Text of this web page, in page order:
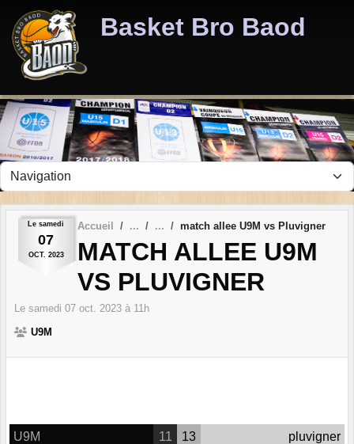
Basket Bro Baod
Le samedi
07
OCT. 2023
Accueil match allee U9M vs Pluvigner
MATCH ALLEE U9M
VS PLUVIGNER
Le samedi 07 oct. 2023 à 11h
U9M
U9M 11 13 pluvigner
Panneau de gestion des cookies